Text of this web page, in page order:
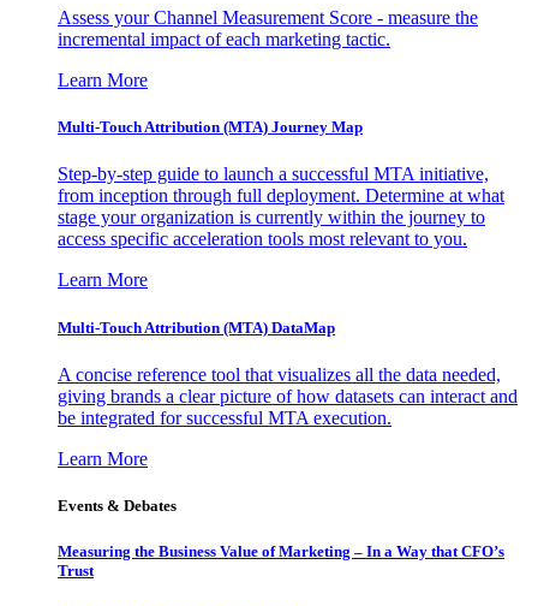
Assess your Channel Measurement Score - measure the
incremental impact of each marketing tactic.
Learn More
Multi-Touch Attribution (MTA) Journey Map
Step-by-step guide to launch a successful MTA initiative,
from inception through full deployment. Determine at what
stage your organization is currently within the journey to
access specific acceleration tools most relevant to you.
Learn More
Multi-Touch Attribution (MTA) DataMap
A concise reference tool that visualizes all the data needed,
giving brands a clear picture of how datasets can interact and
be integrated for successful MTA execution.
Learn More
Events & Debates
Measuring the Business Value of Marketing – In a Way that CFO’s
Trust